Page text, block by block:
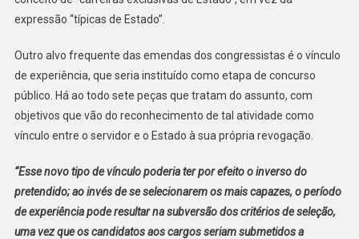
expressão “típicas de Estado”.
Outro alvo frequente das emendas dos congressistas é o vínculo
de experiência, que seria instituído como etapa de concurso
público. Há ao todo sete peças que tratam do assunto, com
objetivos que vão do reconhecimento de tal atividade como
vínculo entre o servidor e o Estado à sua própria revogação.
“Esse novo tipo de vínculo poderia ter por efeito o inverso do
pretendido; ao invés de se selecionarem os mais capazes, o período
de experiência pode resultar na subversão dos critérios de seleção,
uma vez que os candidatos aos cargos seriam submetidos a